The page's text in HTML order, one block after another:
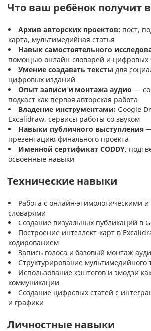
Что ваш ребёнок получит
Архив авторских проектов: пост,
карта, мультимедийная статья
Навык самостоятельного
помощью онлайн-словарей и цифровых
Умение создавать тексты для
цифровых изданий
Опыт записи и монтажа аудио —
подкаст как первая авторская работа
Владение инструментами: Google
Excalidraw, сервисы работы со звуком
Навыки публичного выступления
презентацию финального проекта
Именной сертификат CODDY,
освоенные навыки
Технические навыки
Работа с онлайн-этимологическими
словарями
Создание визуальных публикаций в
Построение интеллект-карт в
кодированием
Запись голоса и базовый монтаж
Структурирование мультимедийного
Использование хэштегов и эмодзи
коммуникации
Создание цифровых статей с
и графики
Личностные навыки